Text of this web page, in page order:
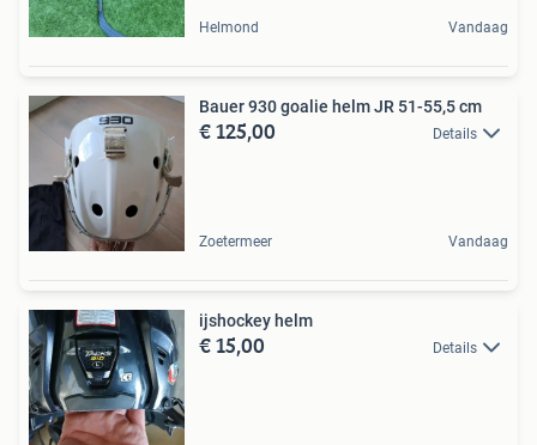
Helmond Vandaag
Bauer 930 goalie helm JR 51-55,5 cm
€ 125,00 Details
Zoetermeer Vandaag
ijshockey helm
€ 15,00 Details